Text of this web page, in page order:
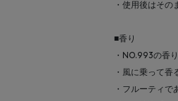
・使用後はそ
■香り
・NO.993の香り
・風に乗って香
・フルーティ